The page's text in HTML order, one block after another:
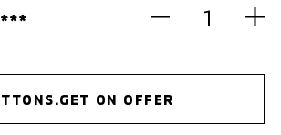
***
ON OFFER